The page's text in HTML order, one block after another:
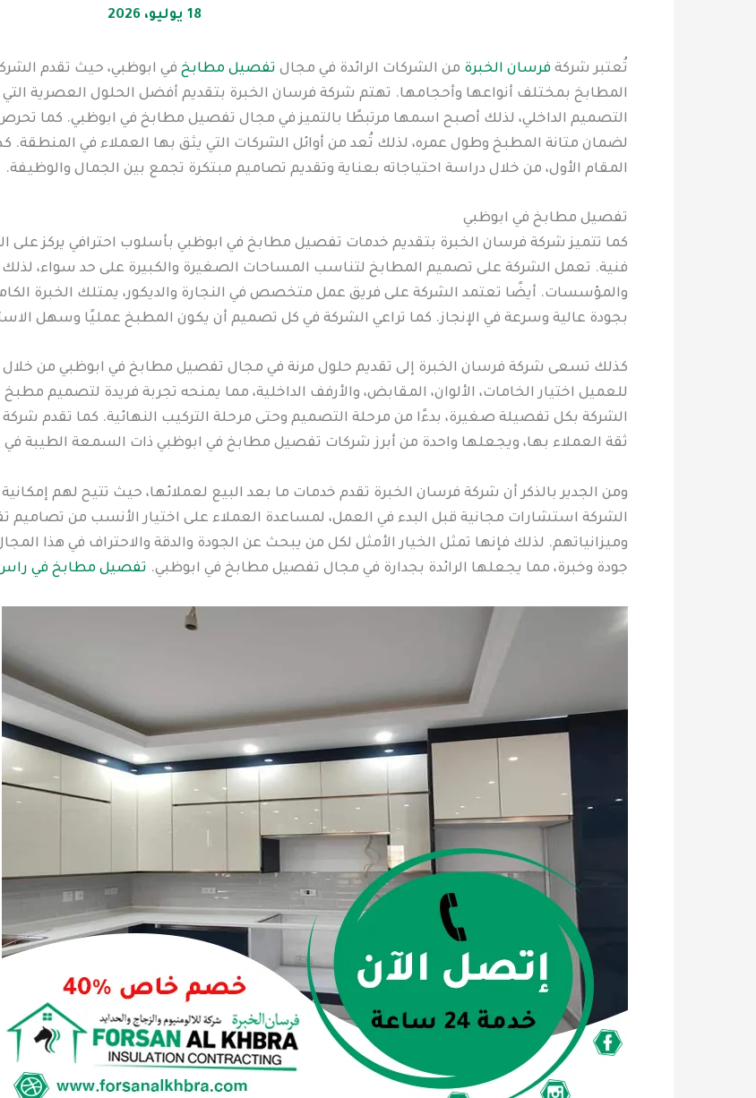
18 يوليو، 2026
تُعتبر شركة فرسان الخبرة من الشركات الرائدة في مجال تفصيل مطابخ في ابوظبي، حيث تقدم
المطابخ بمختلف أنواعها وأحجامها. تهتم شركة فرسان الخبرة بتقديم أفضل الحلول العصرية
التصميم الداخلي، لذلك أصبح اسمها مرتبطًا بالتميز في مجال تفصيل مطابخ في ابوظبي. كما تحرص
لضمان متانة المطبخ وطول عمره، لذلك تُعد من أوائل الشركات التي يثق بها العملاء في
المقام الأول، من خلال دراسة احتياجاته بعناية وتقديم تصاميم مبتكرة تجمع بين الجمال والوظيفة.
تفصيل مطابخ في ابوظبي
كما تتميز شركة فرسان الخبرة بتقديم خدمات تفصيل مطابخ في ابوظبي بأسلوب احترافي يركز
فنية. تعمل الشركة على تصميم المطابخ لتناسب المساحات الصغيرة والكبيرة على حد سواء،
والمؤسسات. أيضًا تعتمد الشركة على فريق عمل متخصص في النجارة والديكور، يمتلك الخبرة
بجودة عالية وسرعة في الإنجاز. كما تراعي الشركة في كل تصميم أن يكون المطبخ عمليًا وسهل
كذلك تسعى شركة فرسان الخبرة إلى تقديم حلول مرنة في مجال تفصيل مطابخ في ابوظبي من
للعميل اختيار الخامات، الألوان، المقابض، والأرفف الداخلية، مما يمنحه تجربة فريدة
الشركة بكل تفصيلة صغيرة، بدءًا من مرحلة التصميم وحتى مرحلة التركيب النهائية. كما تقدم
ثقة العملاء بها، ويجعلها واحدة من أبرز شركات تفصيل مطابخ في ابوظبي ذات السمعة الطيبة
ومن الجدير بالذكر أن شركة فرسان الخبرة تقدم خدمات ما بعد البيع لعملائها، حيث تتيح لهم
الشركة استشارات مجانية قبل البدء في العمل، لمساعدة العملاء على اختيار الأنسب من
وميزانياتهم. لذلك فإنها تمثل الخيار الأمثل لكل من يبحث عن الجودة والدقة والاحتراف في هذا
جودة وخبرة، مما يجعلها الرائدة بجدارة في مجال تفصيل مطابخ في ابوظبي. تفصيل مطابخ في راس